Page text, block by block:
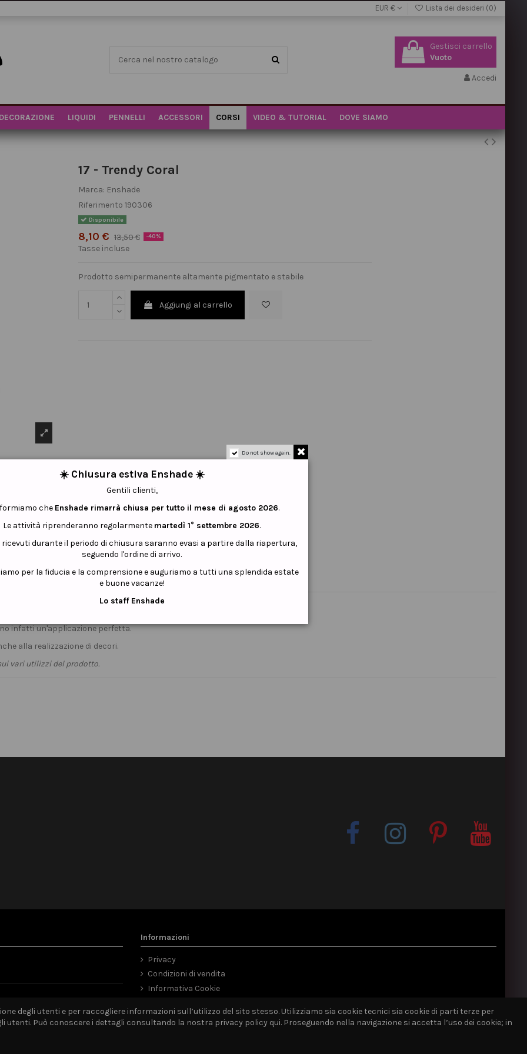
EUR € Lista dei desideri (0)
Gestisci carrello
Vuoto
Accedi
LIQUIDI PENNELLI ACCESSORI CORSI VIDEO & TUTORIAL DOVE SIAMO
17 - Trendy Coral
Marca: Enshade
Riferimento 190306
Disponibile
8,10 € 13,50 € -40%
Tasse incluse
Prodotto semipermanente altamente pigmentato e stabile
Aggiungi al carrello
infatti un'applicazione perfetta.
alla realizzazione di decori.
vari utilizzi del prodotto.
Informazioni
Privacy
Condizioni di vendita
Informativa Cookie
Do not show again.
☀️ Chiusura estiva Enshade ☀️
Gentili clienti,
che Enshade rimarrà chiusa per tutto il mese di agosto 2026.
Le attività riprenderanno regolarmente martedì 1° settembre 2026.
ricevuti durante il periodo di chiusura saranno evasi a partire dalla riapertura,
seguendo l'ordine di arrivo.
per la fiducia e la comprensione e auguriamo a tutti una splendida estate
e buone vacanze!
Lo staff Enshade
degli utenti e per raccogliere informazioni sull’utilizzo del sito stesso. Utilizziamo sia cookie tecnici sia cookie di parti terze per
Può conoscere i dettagli consultando la nostra privacy policy qui. Proseguendo nella navigazione si accetta l’uso dei cookie; in